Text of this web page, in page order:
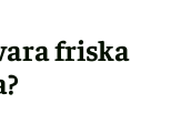
friska